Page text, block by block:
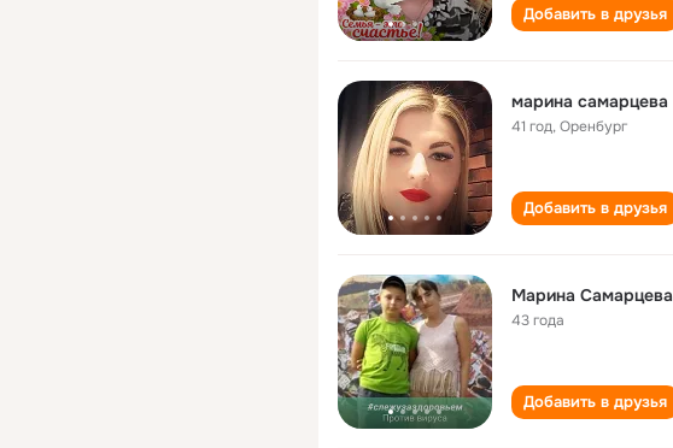
Добавить в друзья
марина самарцева
41 год,Оренбург
Добавить в друзья
Марина Самарцева
43 года
Добавить в друзья